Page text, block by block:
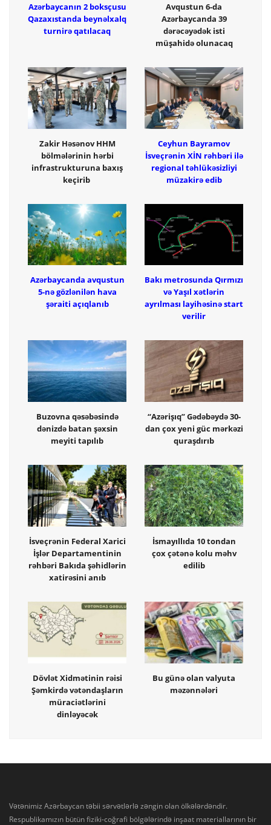
Azərbaycanın 2 boksçusu
Qazaxıstanda beynəlxalq
turnirə qatılacaq
Avqustun 6-da
Azərbaycanda 39
dərəcəyədək isti
müşahidə olunacaq
Zakir Həsənov HHM
bölmələrinin hərbi
infrastrukturuna baxış
keçirib
Ceyhun Bayramov
İsveçrənin XİN rəhbəri ilə
regional təhlükəsizliyi
müzakirə edib
Azərbaycanda avqustun
5-nə gözlənilən hava
şəraiti açıqlanıb
Bakı metrosunda Qırmızı
və Yaşıl xətlərin
ayrılması layihəsinə start
verilir
Buzovna qəsəbəsində
dənizdə batan şəxsin
meyiti tapılıb
“Azərişıq” Gədəbəydə 30-
dan çox yeni güc mərkəzi
quraşdırıb
İsveçrənin Federal Xarici
İşlər Departamentinin
rəhbəri Bakıda şəhidlərin
xatirəsini anıb
İsmayıllıda 10 tondan
çox çətənə kolu məhv
edilib
Dövlət Xidmətinin rəisi
Şəmkirdə vətəndaşların
müraciətlərini
dinləyəcək
Bu günə olan valyuta
məzənnələri
Vətənimiz Azərbaycan təbii sərvətlərlə zəngin olan ölkələrdəndir.
Respublikamızın bütün fiziki-coğrafi bölgələrində inşaat materiallarının bir